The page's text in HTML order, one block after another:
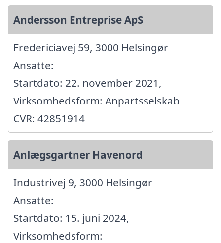
Andersson Entreprise ApS
Fredericiavej 59, 3000 Helsingør
Ansatte:
Startdato: 22. november 2021,
Virksomhedsform: Anpartsselskab
CVR: 42851914
Anlægsgartner Havenord
Industrivej 9, 3000 Helsingør
Ansatte:
Startdato: 15. juni 2024,
Virksomhedsform: